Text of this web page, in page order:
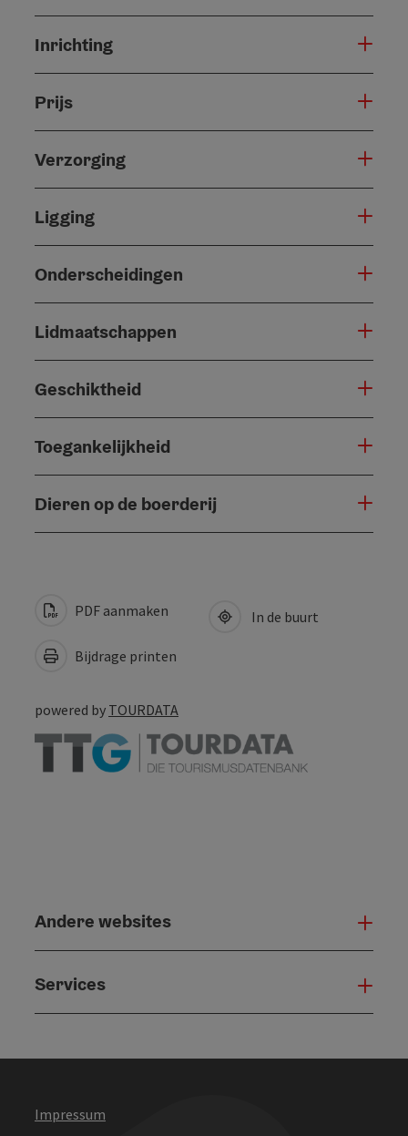
Inrichting
Prijs
Verzorging
Ligging
Onderscheidingen
Lidmaatschappen
Geschiktheid
Toegankelijkheid
Dieren op de boerderij
PDF aanmaken
Bijdrage printen
In de buurt
powered by TOURDATA
Andere websites
Services
Impressum